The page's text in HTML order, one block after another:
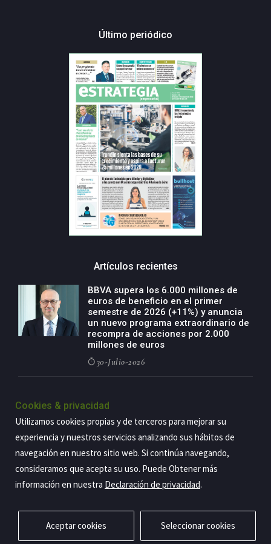
Último periódico
Artículos recientes
BBVA supera los 6.000 millones de
euros de beneficio en el primer
semestre de 2026 (+11%) y anuncia
un nuevo programa extraordinario de
recompra de acciones por 2.000
millones de euros
30-Julio-2026
negocio agro con un modelo global
países
29-Julio-2026
Privacidad Aviso legal Política de cookies Contacto
Cookies & privacidad
Utilizamos cookies propias y de terceros para mejorar su
experiencia y nuestros servicios analizando sus hábitos de
navegación en nuestro sitio web. Si continúa navegando,
consideramos que acepta su uso. Puede Obtener más
información en nuestra Declaración de privacidad.
Aceptar cookies Seleccionar cookies